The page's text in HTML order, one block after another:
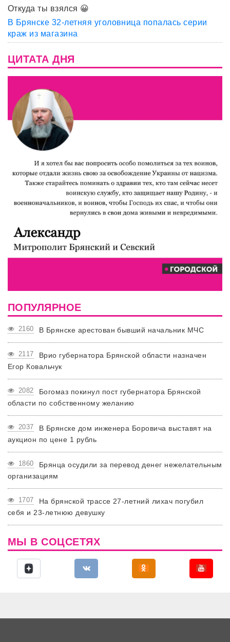
Откуда ты взялся 😀
В Брянске 32-летняя уголовница попалась серии
краж из магазина
ЦИТАТА ДНЯ
ПОПУЛЯРНОЕ
2160 В Брянске арестован бывший начальник МЧС
2117
Врио губернатора Брянской области назначен
Егор Ковальчук
2082
Богомаз покинул пост губернатора Брянской
области по собственному желанию
2037
В Брянске дом инженера Боровича выставят на
аукцион по цене 1 рубль
1860
Брянца осудили за перевод денег нежелательным
организациям
1707
На брянской трассе 27-летний лихач погубил
себя и 23-летнюю девушку
МЫ В СОЦСЕТЯХ